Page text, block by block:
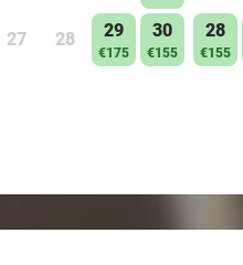
27 28 29
€175
30
€155
28
€155